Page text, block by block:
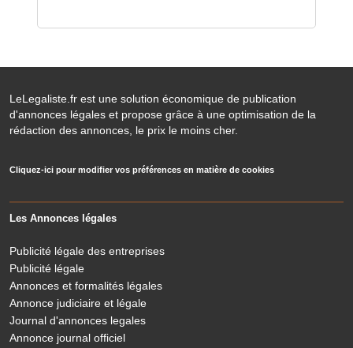
LeLegaliste.fr est une solution économique de publication
d'annonces légales et propose grâce à une optimisation de la
rédaction des annonces, le prix le moins cher.
Cliquez-ici pour modifier vos préférences en matière de cookies
Les Annonces légales
Publicité légale des entreprises
Publicité légale
Annonces et formalités légales
Annonce judiciaire et légale
Journal d'annonces legales
Annonce journal officiel